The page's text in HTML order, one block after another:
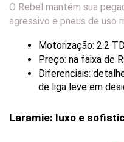
O Rebel mantém sua
agressivo e pneus de uso
Motorização: 2.2
Preço: na faixa de
Diferenciais:
de liga leve em
Laramie: luxo e